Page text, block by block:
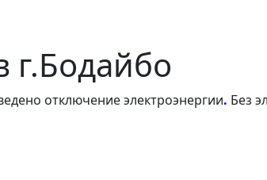
г.Бодайбо
отключение электроэнергии. Без